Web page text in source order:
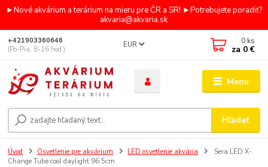
►Nové akvárium a terárium na mieru pre ČR a SR! ►Potrebujete poradiť?
akvaria@akvaria.sk
Menu
EUR
Hľadať
+421903360646
(Po-Pia, 8-16 hod.)
0 ks
za 0 €
Úvod Osvetlenie pre akvárium LED osvetlenie akvária
Sera LED X-
Change Tube cool daylight 96.5cm